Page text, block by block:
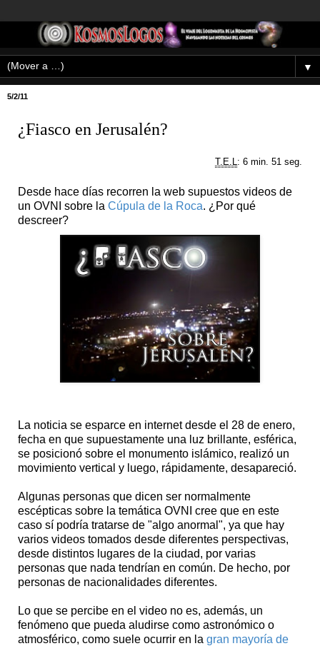
▼
5/2/11
¿Fiasco en Jerusalén?
T.E.L : 6 min. 51 seg.
Desde hace días recorren la web supuestos videos de
un OVNI sobre la Cúpula de la Roca. ¿Por qué
descreer?
La noticia se esparce en internet desde el 28 de enero,
fecha en que supuestamente una luz brillante, esférica,
se posicionó sobre el monumento islámico, realizó un
movimiento vertical y luego, rápidamente, desapareció.
Algunas personas que dicen ser normalmente
escépticas sobre la temática OVNI cree que en este
caso sí podría tratarse de "algo anormal", ya que hay
varios videos tomados desde diferentes perspectivas,
desde distintos lugares de la ciudad, por varias
personas que nada tendrían en común. De hecho, por
personas de nacionalidades diferentes.
Lo que se percibe en el video no es, además, un
fenómeno que pueda aludirse como astronómico o
atmosférico, como suele ocurrir en la gran mayoría de